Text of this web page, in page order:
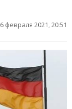
6 февраля 2021, 20:51